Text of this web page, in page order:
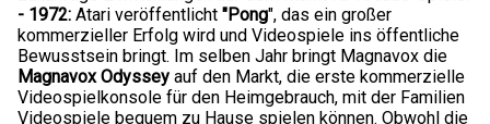
- 1972: Atari veröffentlicht "Pong", das ein großer
kommerzieller Erfolg wird und Videospiele ins öffentliche
Bewusstsein bringt. Im selben Jahr bringt Magnavox die
Magnavox Odyssey auf den Markt, die erste kommerzielle
Videospielkonsole für den Heimgebrauch, mit der Familien
Videospiele bequem zu Hause spielen können. Obwohl die